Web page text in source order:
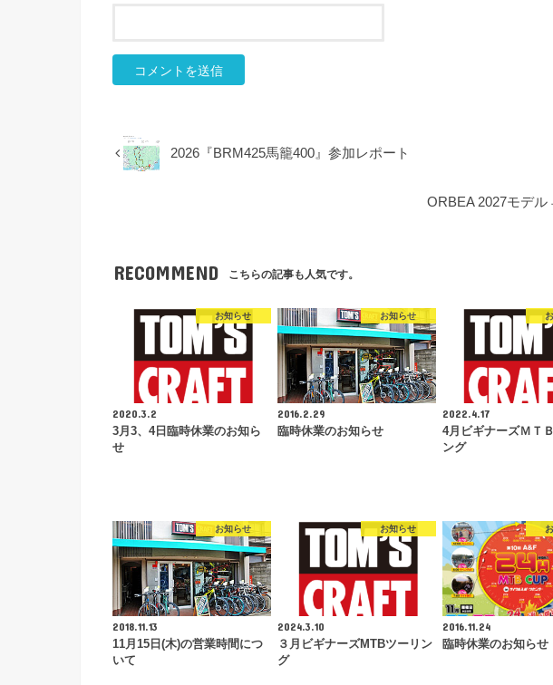
2026『BRM425馬籠400』参加レポート
ORBEA 2027モデル
RECOMMEND こちらの記事も人気です。
お知らせ
2020.3.2
3月3、4日臨時休業のお知ら
せ
お知らせ
2016.2.29
臨時休業のお知らせ
2022.4.17
4月ビギナーズＭＴ
ング
お知らせ
2018.11.13
11月15日(木)の営業時間につ
いて
お知らせ
2024.3.10
３月ビギナーズMTBツーリン
グ
2016.11.24
臨時休業のお知らせ